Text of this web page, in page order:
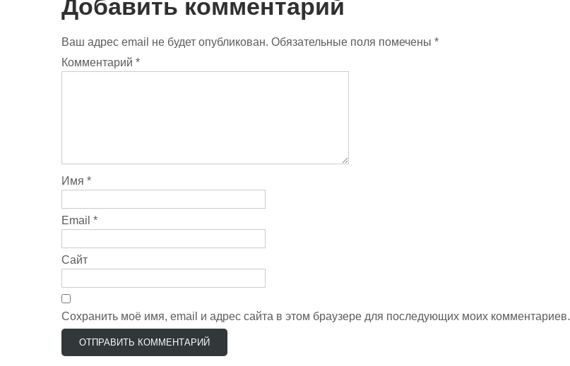
Добавить комментарий
Ваш адрес email не будет опубликован. Обязательные поля помечены *
Комментарий *
Имя *
Email *
Сайт
Сохранить моё имя, email и адрес сайта в этом браузере для последующих моих комментариев.